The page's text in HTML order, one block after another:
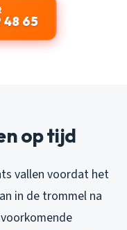
48 65
op tijd
vallen voordat het
in de trommel na